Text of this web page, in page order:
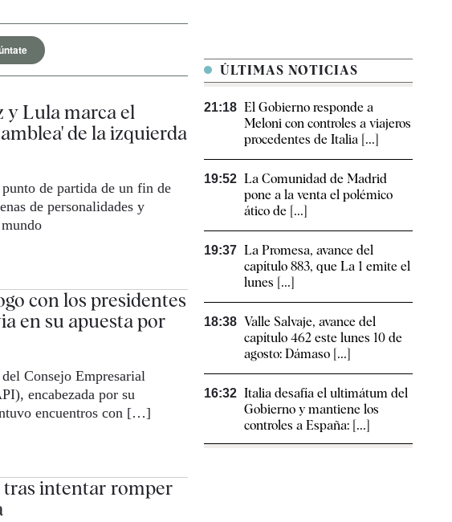
y Lula marca el
de la izquierda
de partida de un fin de
de personalidades y
con los presidentes
en su apuesta por
Consejo Empresarial
encabezada por su
encuentros con […]
tras intentar romper
ÚLTIMAS NOTICIAS
21:18 El Gobierno responde a
Meloni con controles a viajeros
procedentes de Italia [...]
19:52 La Comunidad de Madrid
pone a la venta el polémico
ático de [...]
19:37 La Promesa, avance del
capítulo 883, que La 1 emite el
lunes [...]
18:38 Valle Salvaje, avance del
capítulo 462 este lunes 10 de
agosto: Dámaso [...]
16:32 Italia desafía el ultimátum del
Gobierno y mantiene los
controles a España: [...]